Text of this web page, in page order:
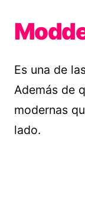
Es una de
Además de
modernas
lado.